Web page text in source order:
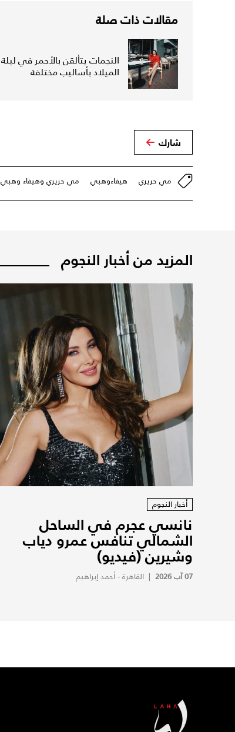
مقالات ذات صلة
النجمات يتألقن بالأحمر في ليلة
الميلاد بأساليب مختلفة
شارك
مي حريري هيفاءوهبي مي حريري وهيفاء وهبي
المزيد من أخبار النجوم
أخبار النجوم
نانسي عجرم في الساحل
الشمالي تنافس عمرو دياب
وشيرين (فيديو)
07 آب 2026 | القاهرة - أحمد إبراهيم